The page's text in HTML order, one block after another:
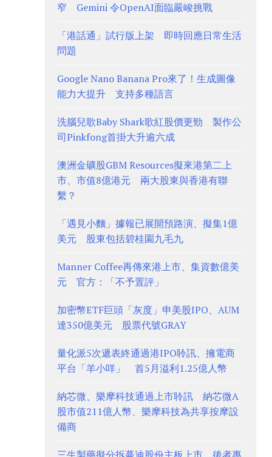
窄 Gemini 令OpenAI面臨嚴峻挑戰
「港話通」試行版上架 即時回應日常生活
問題
Google Nano Banana Pro來了！生成圖像
能力大提升 支持多種語言
洗腦兒歌Baby Shark歌紅股價更勁 製作公
司Pinkfong首掛大升逾六成
澳洲金礦股GBM Resources擬來港第二上
市、市值8億港元 兩大股東與香港有聯
繫？
「遇見小麵」據報已展開預路演、擬集1億
美元 股東包括碧桂園九毛九
Manner Coffee再傳來港上市、集資數億美
元 官方：「不予置評」
加密幣ETF巨頭「灰度」申美股IPO、AUM
達350億美元 股票代號GRAY
量化派5次遞表終通過港IPO聆訊、擁電商
平台「羊小咩」 首5月溢利1.25億人幣
納芯微、樂摩科技通過上市聆訊 納芯微A
股市值211億人幣、樂摩科技為共享按摩設
備商